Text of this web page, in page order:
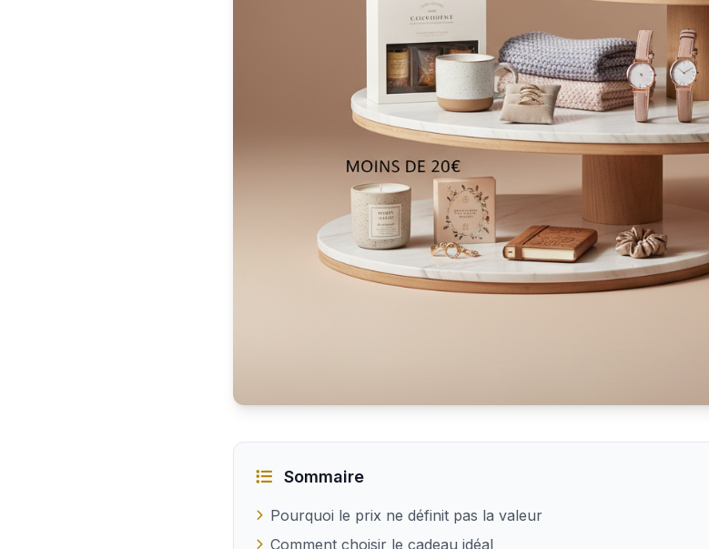
Sommaire
Pourquoi le prix ne définit pas la valeur
Comment choisir le cadeau idéal